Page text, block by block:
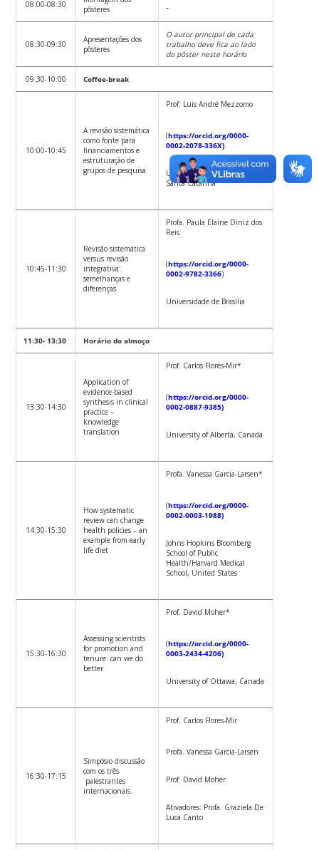
08:00-08:30
pôsteres
08:30-09:30
Apresentações dos
pôsteres
O autor principal de cada
trabalho deve fica ao lado
do pôster neste horário
09:30-10:00 Coffee-break
10:00-10:45
A revisão sistemática
como fonte para
financiamentos e
estruturação de
grupos de pesquisa
Prof. Luis André Mezzomo
(https://orcid.org/0000-
0002-2078-336X)
Universidade Federal de
Santa Catarina
10:45-11:30
Revisão sistemática
versus revisão
integrativa:
semelhanças e
diferenças
Profa. Paula Elaine Diniz dos
Reis
(https://orcid.org/0000-
0002-9782-3366)
Universidade de Brasília
11:30- 13:30 Horário do almoço
13:30-14:30
Application of
evidence-based
synthesis in clinical
practice –
knowledge
translation
Prof. Carlos Flores-Mir*
(https://orcid.org/0000-
0002-0887-9385)
University of Alberta, Canada
14:30-15:30
How systematic
review can change
health policies – an
example from early
life diet
Profa. Vanessa Garcia-Larsen*
(https://orcid.org/0000-
0002-0003-1988)
Johns Hopkins Bloomberg
School of Public
Health/Harvard Medical
School, United States
15:30-16:30
Assessing scientists
for promotion and
tenure: can we do
better
Prof. David Moher*
(https://orcid.org/0000-
0003-2434-4206)
University of Ottawa, Canada
16:30-17:15
Simpósio discussão
com os três
palestrantes
internacionais.
Prof. Carlos Flores-Mir
Profa. Vanessa Garcia-Larsen
Prof. David Moher
Ativadores: Profa. Graziela De
Luca Canto